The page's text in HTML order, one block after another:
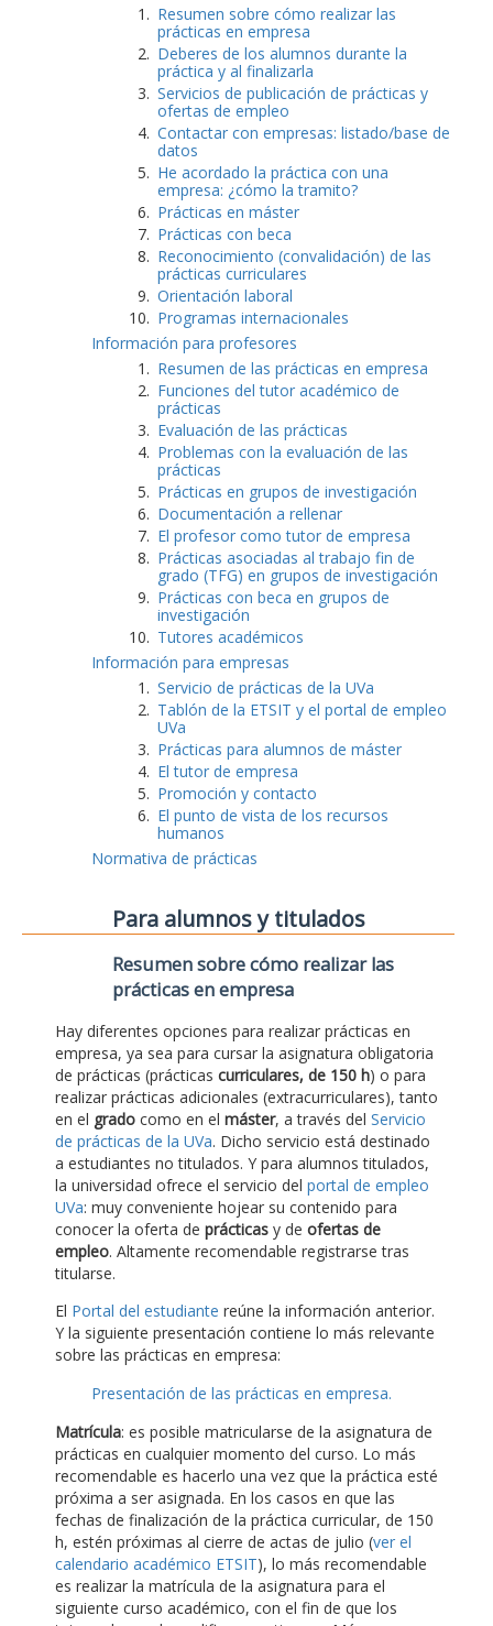
Resumen sobre cómo realizar las
prácticas en empresa
Deberes de los alumnos durante la
práctica y al finalizarla
Servicios de publicación de prácticas y
ofertas de empleo
Contactar con empresas: listado/base de
datos
He acordado la práctica con una
empresa: ¿cómo la tramito?
Prácticas en máster
Prácticas con beca
Reconocimiento (convalidación) de las
prácticas curriculares
Orientación laboral
Programas internacionales
Información para profesores
Resumen de las prácticas en empresa
Funciones del tutor académico de
prácticas
Evaluación de las prácticas
Problemas con la evaluación de las
prácticas
Prácticas en grupos de investigación
Documentación a rellenar
El profesor como tutor de empresa
Prácticas asociadas al trabajo fin de
grado (TFG) en grupos de investigación
Prácticas con beca en grupos de
investigación
Tutores académicos
Información para empresas
Servicio de prácticas de la UVa
Tablón de la ETSIT y el portal de empleo
UVa
Prácticas para alumnos de máster
El tutor de empresa
Promoción y contacto
El punto de vista de los recursos
humanos
Normativa de prácticas
Para alumnos y titulados
Resumen sobre cómo realizar las
prácticas en empresa
Hay diferentes opciones para realizar prácticas en
empresa, ya sea para cursar la asignatura obligatoria
de prácticas (prácticas curriculares, de 150 h) o para
realizar prácticas adicionales (extracurriculares), tanto
en el grado como en el máster, a través del Servicio
de prácticas de la UVa. Dicho servicio está destinado
a estudiantes no titulados. Y para alumnos titulados,
la universidad ofrece el servicio del portal de empleo
UVa: muy conveniente hojear su contenido para
conocer la oferta de prácticas y de ofertas de
empleo. Altamente recomendable registrarse tras
titularse.
El Portal del estudiante reúne la información anterior.
Y la siguiente presentación contiene lo más relevante
sobre las prácticas en empresa:
Presentación de las prácticas en empresa.
Matrícula: es posible matricularse de la asignatura de
prácticas en cualquier momento del curso. Lo más
recomendable es hacerlo una vez que la práctica esté
próxima a ser asignada. En los casos en que las
fechas de finalización de la práctica curricular, de 150
h, estén próximas al cierre de actas de julio (ver el
calendario académico ETSIT), lo más recomendable
es realizar la matrícula de la asignatura para el
siguiente curso académico, con el fin de que los